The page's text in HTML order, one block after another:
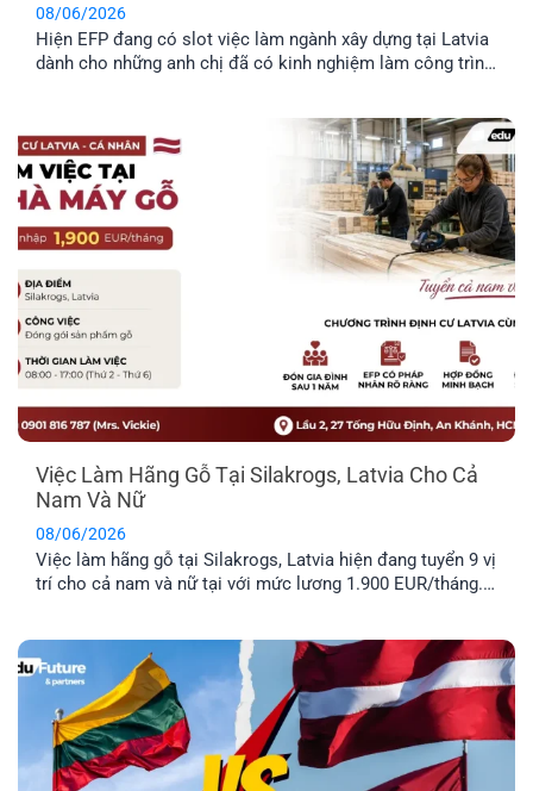
08/06/2026
Hiện EFP đang có slot việc làm ngành xây dựng tại Latvia
dành cho những anh chị đã có kinh nghiệm làm công trình
Trong bài viết dưới đây, anh [...]
Việc Làm Hãng Gỗ Tại Silakrogs, Latvia Cho Cả
Nam Và Nữ
08/06/2026
Việc làm hãng gỗ tại Silakrogs, Latvia hiện đang tuyển 9 vị
trí cho cả nam và nữ tại với mức lương 1.900 EUR/tháng.
lựa chọn phù hợp cho [...]